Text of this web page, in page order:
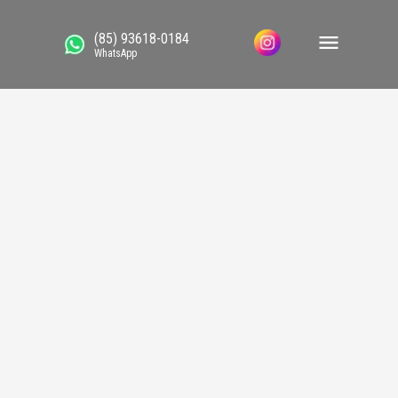
(85) 93618-0184
WhatsApp